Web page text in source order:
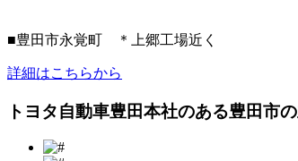
■豊田市永覚町 ＊上郷工場近く
詳細はこちらから
トヨタ自動車豊田本社のある豊田